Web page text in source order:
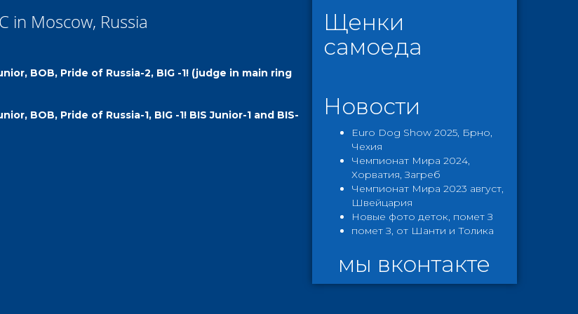
in Moscow, Russia
BOB, Pride of Russia-2, BIG -1! (judge in main ring
BOB, Pride of Russia-1, BIG -1! BIS Junior-1 and BIS-
Щенки
самоеда
Новости
Euro Dog Show 2025, Брно,
Чехия
Чемпионат Мира 2024,
Хорватия, Загреб
Чемпионат Мира 2023 август,
Швейцария
Новые фото деток, помет З
помет З, от Шанти и Толика
мы вконтакте